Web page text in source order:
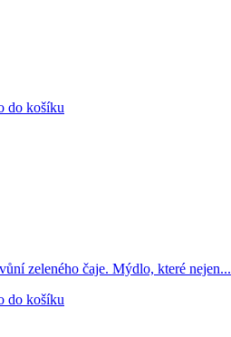
do košíku
zeleného čaje. Mýdlo, které nejen...
do košíku